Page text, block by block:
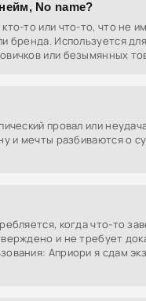
No name?
то или что-то, что не
бренда. Используется для
или безымянных
провал или
и мечты разбиваются о
когда что-то
и не требует
Априори я сдам